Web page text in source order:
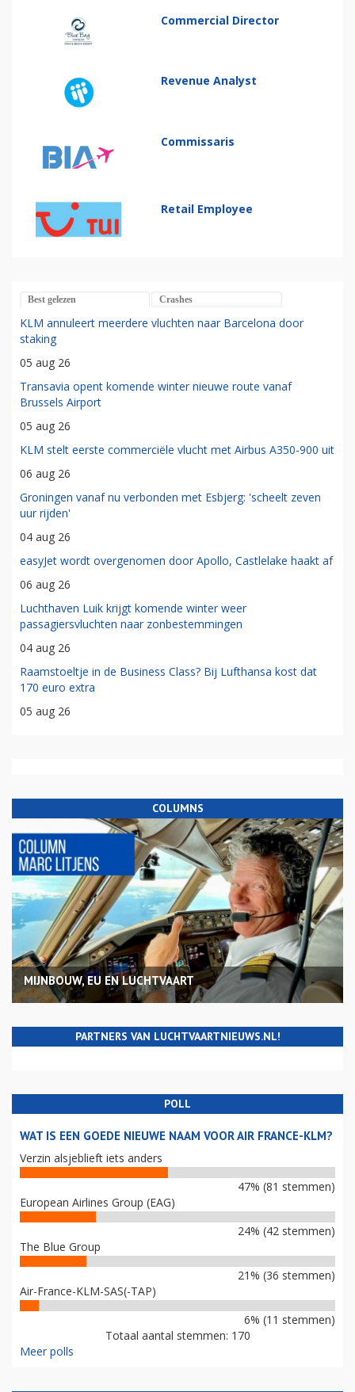
Commercial Director
Revenue Analyst
Commissaris
Retail Employee
Best gelezen Crashes
KLM annuleert meerdere vluchten naar Barcelona door
staking
05 aug 26
Transavia opent komende winter nieuwe route vanaf
Brussels Airport
05 aug 26
KLM stelt eerste commerciële vlucht met Airbus A350-900 uit
06 aug 26
Groningen vanaf nu verbonden met Esbjerg: 'scheelt zeven
uur rijden'
04 aug 26
easyJet wordt overgenomen door Apollo, Castlelake haakt af
06 aug 26
Luchthaven Luik krijgt komende winter weer
passagiersvluchten naar zonbestemmingen
04 aug 26
Raamstoeltje in de Business Class? Bij Lufthansa kost dat
170 euro extra
05 aug 26
COLUMNS
MIJNBOUW, EU EN LUCHTVAART
PARTNERS VAN LUCHTVAARTNIEUWS.NL!
POLL
WAT IS EEN GOEDE NIEUWE NAAM VOOR AIR FRANCE-KLM?
Verzin alsjeblieft iets anders
47% (81 stemmen)
European Airlines Group (EAG)
24% (42 stemmen)
The Blue Group
21% (36 stemmen)
Air-France-KLM-SAS(-TAP)
6% (11 stemmen)
Totaal aantal stemmen: 170
Meer polls